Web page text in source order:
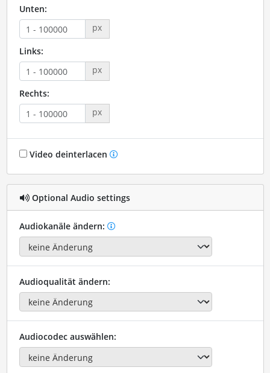
Unten:
px
Links:
px
Rechts:
px
Video deinterlacen
Optional Audio settings
Audiokanäle ändern:
Audioqualität ändern:
Audiocodec auswählen: